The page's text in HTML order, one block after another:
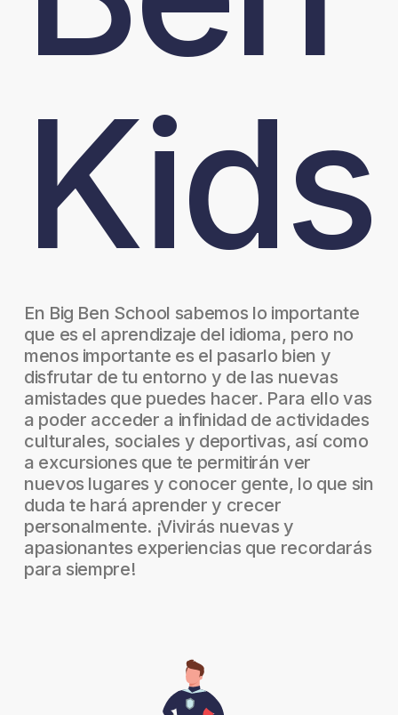
Kids
En Big Ben School sabemos lo importante
que es el aprendizaje del idioma, pero no
menos importante es el pasarlo bien y
disfrutar de tu entorno y de las nuevas
amistades que puedes hacer. Para ello vas
a poder acceder a infinidad de actividades
culturales, sociales y deportivas, así como
a excursiones que te permitirán ver
nuevos lugares y conocer gente, lo que sin
duda te hará aprender y crecer
personalmente. ¡Vivirás nuevas y
apasionantes experiencias que recordarás
para siempre!